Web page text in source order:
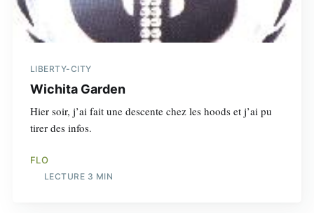
LIBERTY-CITY
Wichita Garden
Hier soir, j’ai fait une descente chez les hoods et j’ai pu
tirer des infos.
FLO
LECTURE 3 MIN